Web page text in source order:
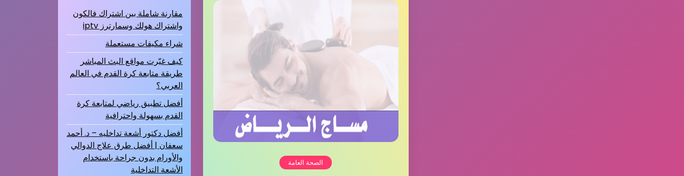
الصحة العامة
مقارنة شاملة بين اشتراك فالكون
واشتراك هولك وسمارترز iptv
شراء مكيفات مستعملة
كيف غيّرت مواقع البث المباشر
طريقة متابعة كرة القدم في العالم
العربي؟
أفضل تطبيق رياضي لمتابعة كرة
القدم بسهولة واحترافية
أفضل دكتور أشعة تداخليه – د. أحمد
سعفان | أفضل طرق علاج الدوالي
والأورام بدون جراحة باستخدام
الأشعة التداخلية